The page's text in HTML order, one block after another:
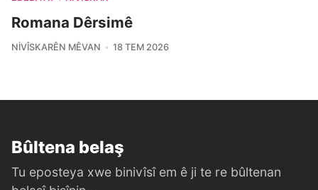
Romana Dêrsimê
NIVÎSKARÊN MÊVAN 18 TEM 2026
Bûltena belaş
Tu eposteya xwe binivîsî em ê ji te re bûltenan